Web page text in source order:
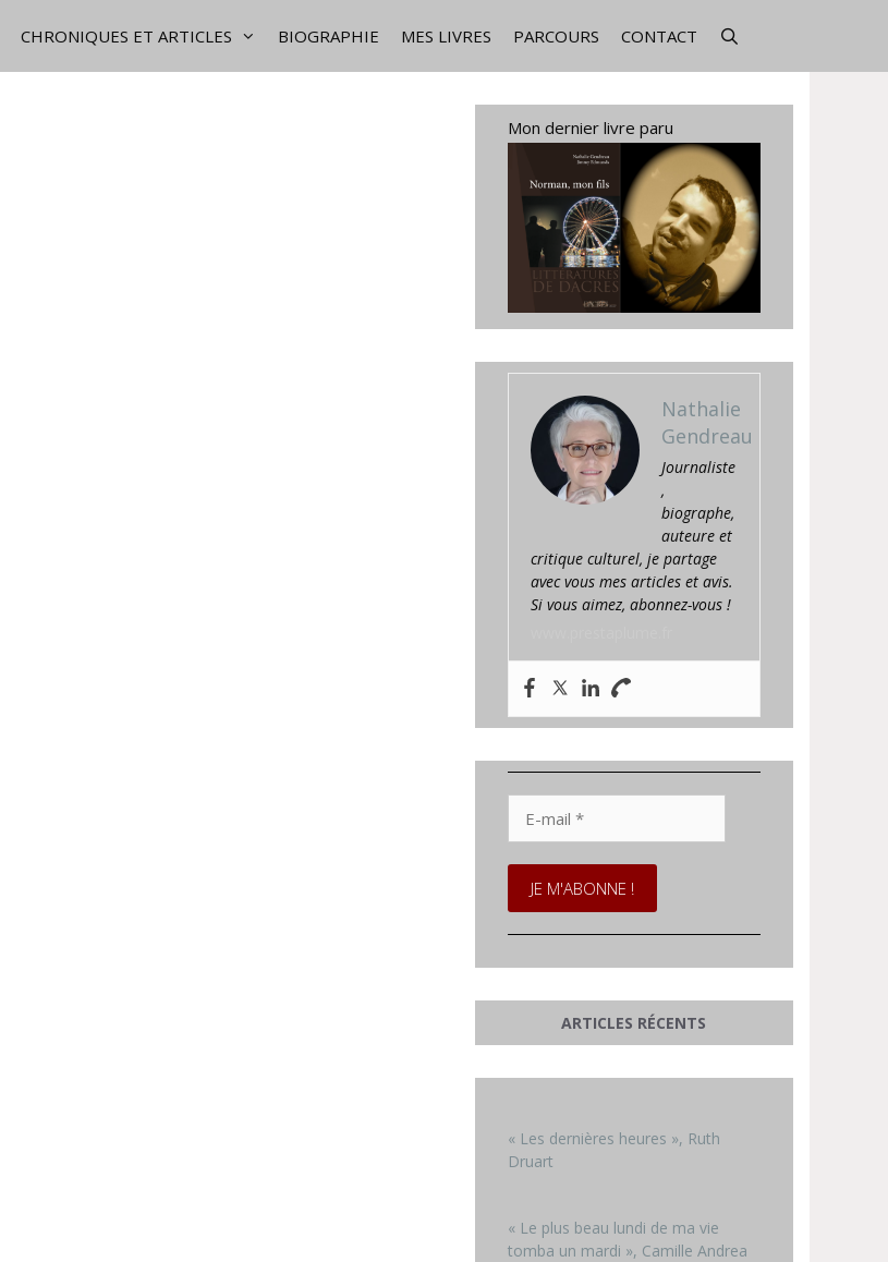
CHRONIQUES ET ARTICLES BIOGRAPHIE MES LIVRES PARCOURS CONTACT
Mon dernier livre paru
Nathalie
Gendreau
Journaliste
,
biographe,
auteure et
critique culturel, je partage
avec vous mes articles et avis.
Si vous aimez, abonnez-vous !
mail
*
ARTICLES RÉCENTS
« Les dernières heures », Ruth
Druart
« Le plus beau lundi de ma vie
tomba un mardi », Camille Andrea